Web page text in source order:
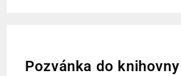
Pozvánka do knihovny